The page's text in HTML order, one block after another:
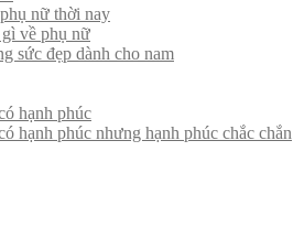
nữ thời nay
về phụ nữ
sức đẹp dành cho nam
hạnh phúc
hạnh phúc nhưng hạnh phúc chắc chắn